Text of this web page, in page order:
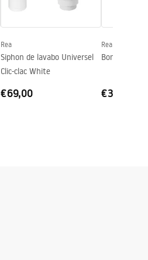
Rea
Siphon de lavabo Universel
Clic-clac White
€69,00
Rea
Bonde Rea
€36,00